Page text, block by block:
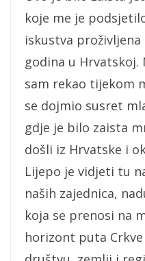
koje me je
iskustva
godina u Hrvatskoj.
sam rekao tijekom
se dojmio susret
gdje je bilo zaista
došli iz Hrvatske i
Lijepo je vidjeti tu
naših zajednica,
koja se prenosi na
horizont puta